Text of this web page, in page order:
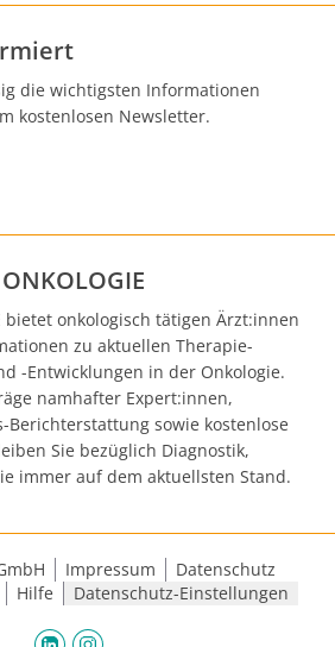
die wichtigsten Informationen
kostenlosen Newsletter.
bietet onkologisch tätigen Ärzt:innen
zu aktuellen Therapie-
-Entwicklungen in der Onkologie.
namhafter Expert:innen,
Berichterstattung sowie kostenlose
Sie bezüglich Diagnostik,
immer auf dem aktuellsten Stand.
Impressum
Datenschutz
Hilfe Datenschutz-Einstellungen